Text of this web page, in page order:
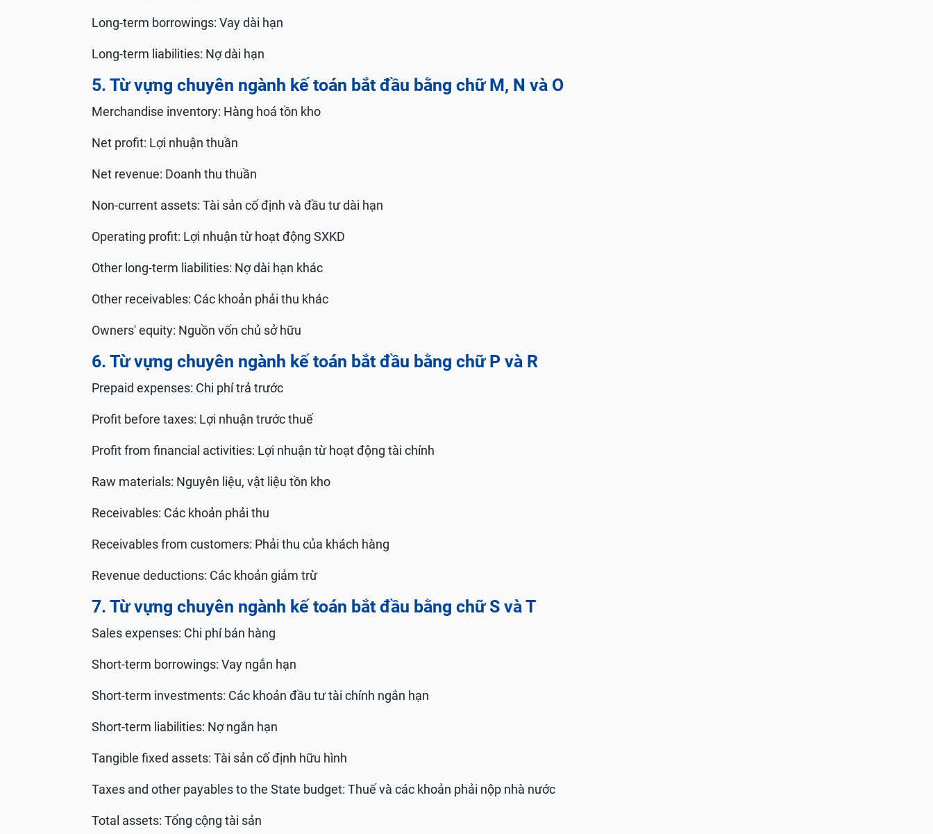
Long-term borrowings: Vay dài hạn
Long-term liabilities: Nợ dài hạn
5. Từ vựng chuyên ngành kế toán bắt đầu bằng chữ M, N và O
Merchandise inventory: Hàng hoá tồn kho
Net profit: Lợi nhuận thuần
Net revenue: Doanh thu thuần
Non-current assets: Tài sản cố định và đầu tư dài hạn
Operating profit: Lợi nhuận từ hoạt động SXKD
Other long-term liabilities: Nợ dài hạn khác
Other receivables: Các khoản phải thu khác
Owners' equity: Nguồn vốn chủ sở hữu
6. Từ vựng chuyên ngành kế toán bắt đầu bằng chữ P và R
Prepaid expenses: Chi phí trả trước
Profit before taxes: Lợi nhuận trước thuế
Profit from financial activities: Lợi nhuận từ hoạt động tài chính
Raw materials: Nguyên liệu, vật liệu tồn kho
Receivables: Các khoản phải thu
Receivables from customers: Phải thu của khách hàng
Revenue deductions: Các khoản giảm trừ
7. Từ vựng chuyên ngành kế toán bắt đầu bằng chữ S và T
Sales expenses: Chi phí bán hàng
Short-term borrowings: Vay ngắn hạn
Short-term investments: Các khoản đầu tư tài chính ngắn hạn
Short-term liabilities: Nợ ngắn hạn
Tangible fixed assets: Tài sản cố định hữu hình
Taxes and other payables to the State budget: Thuế và các khoản phải nộp nhà nước
Total assets: Tổng cộng tài sản